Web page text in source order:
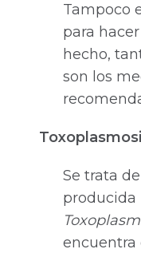
Tampoco
para
hecho,
son los
Se trata
producida
encuentra